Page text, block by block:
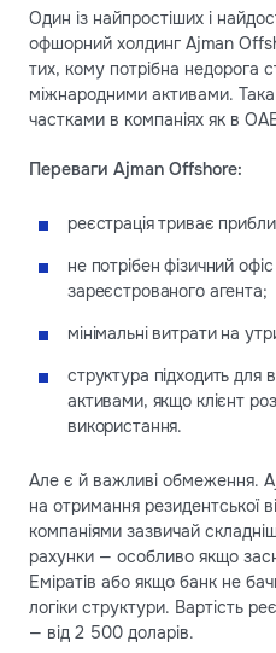
Один із найпростіших і
офшорний холдинг Ajman
тих, кому потрібна недорога
міжнародними активами.
частками в компаніях як в
Переваги Ajman Offshore:
реєстрація триває
не потрібен фізичний
зареєстрованого агента;
мінімальні витрати на
структура підходить для
активами, якщо клієнт
використання.
Але є й важливі обмеження.
на отримання резидентської
компаніями зазвичай
рахунки — особливо якщо
Еміратів або якщо банк не
логіки структури. Вартість
— від 2 500 доларів.